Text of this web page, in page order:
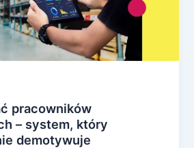
pracowników
– system, który
demotywuje